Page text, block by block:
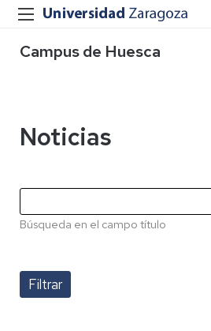
Campus de Huesca
Noticias
Búsqueda en el campo título